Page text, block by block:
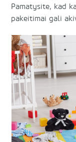
Pamatysite, kad
pakeitimai gali